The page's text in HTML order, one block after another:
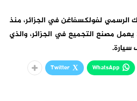
لفولكسفاغن في الجزائر، منذ
عشر سنوات. ومنذ 2016 يعمل مصنع التجميع في الجزائر، والذي
WhatsApp
Twitter